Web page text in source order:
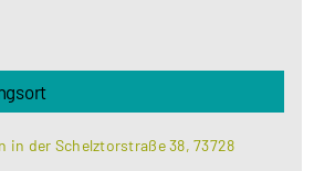
in der Schelztorstraße 38, 73728